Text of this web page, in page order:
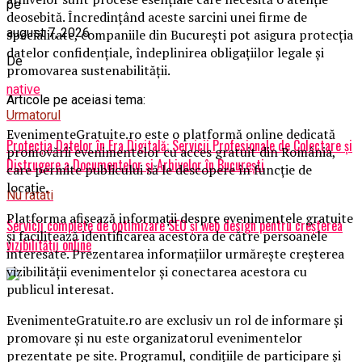
deosebită. Încredințând aceste sarcini unei firme de
specialitate, companiile din București pot asigura protecția
datelor confidențiale, îndeplinirea obligațiilor legale și
promovarea sustenabilității.
Articole pe aceiasi tema:
Urmatorul
Protecția Datelor în Era Digitală: Servicii Profesionale de Colectare și
Distrugere a Documentelor și Arhivelor în București
Nu ratati
Servicii complete de optimizare SEO și web design pentru creșterea
vizibilității online
pe
august 7, 2026
De
native
EvenimenteGratuite.ro este o platformă online dedicată
promovării evenimentelor cu acces gratuit din România,
care permite publicului să le descopere în funcție de
locație.
Platforma afișează informații despre evenimentele gratuite
și facilitează identificarea acestora de către persoanele
interesate. Prezentarea informațiilor urmărește creșterea
vizibilității evenimentelor și conectarea acestora cu
publicul interesat.
EvenimenteGratuite.ro are exclusiv un rol de informare și
promovare și nu este organizatorul evenimentelor
prezentate pe site. Programul, condițiile de participare și